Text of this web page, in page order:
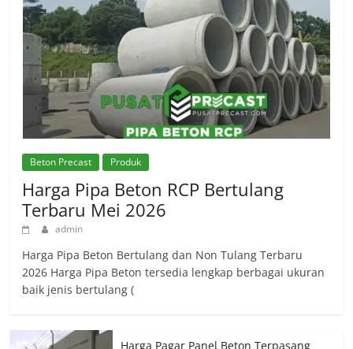
Beton Precast Produk
Harga Pipa Beton RCP Bertulang
Terbaru Mei 2026
admin
Harga Pipa Beton Bertulang dan Non Tulang Terbaru
2026 Harga Pipa Beton tersedia lengkap berbagai ukuran
baik jenis bertulang (
Harga Pagar Panel Beton Terpasang